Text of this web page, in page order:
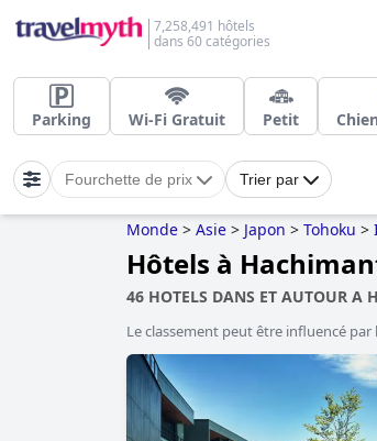
7,258,491 hôtels
dans 60 catégories
Parking Wi-Fi Gratuit Petit
Fourchette de prix Trier par
Monde > Asie > Japon > Tohoku >
Hôtels à
46 HOTELS DANS ET AUTOUR A
Le classement peut être influencé